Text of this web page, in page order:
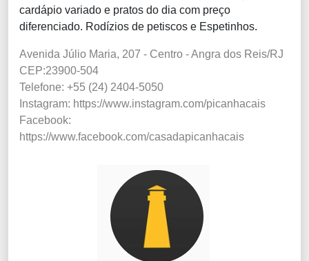
cardápio variado e pratos do dia com preço
diferenciado. Rodízios de petiscos e Espetinhos.
Avenida Júlio Maria, 207 - Centro - Angra dos Reis/RJ
CEP:23900-504
Telefone: +55 (24) 2404-5050
Instagram: https://www.instagram.com/picanhacais
Facebook:
https://www.facebook.com/casadapicanhacais